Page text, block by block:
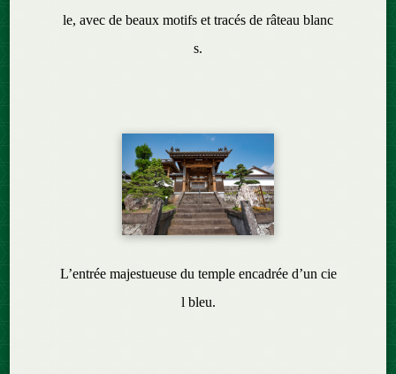
le, avec de beaux motifs et tracés de râteau blanc
s.
L’entrée majestueuse du temple encadrée d’un cie
l bleu.